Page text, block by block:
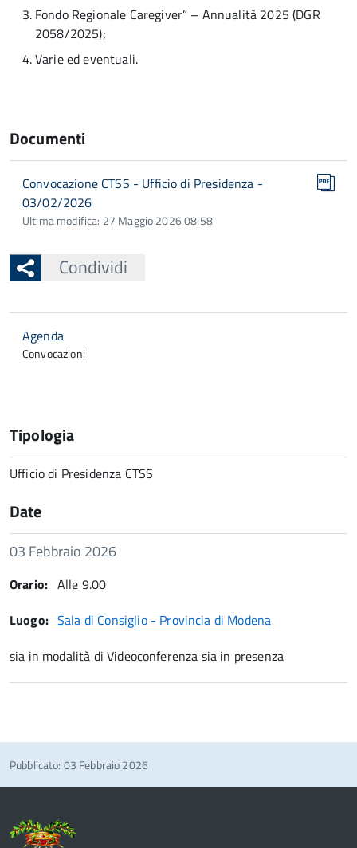
Fondo Regionale Caregiver” – Annualità 2025 (DGR
2058/2025);
Varie ed eventuali.
Documenti
Convocazione CTSS - Ufficio di Presidenza -
03/02/2026
Ultima modifica: 27 Maggio 2026 08:58
Condividi
Agenda
Convocazioni
Tipologia
Ufficio di Presidenza CTSS
Date
Data
03 Febbraio 2026
Orario: Alle 9.00
Luogo: Sala di Consiglio - Provincia di Modena
Note:
sia in modalità di Videoconferenza sia in presenza
Pubblicato: 03 Febbraio 2026